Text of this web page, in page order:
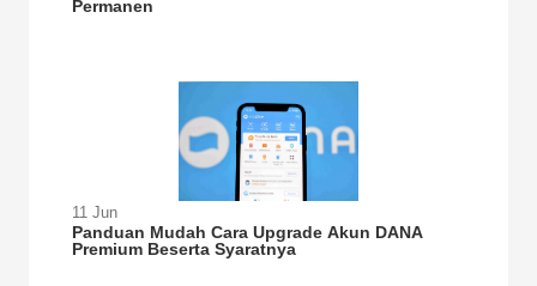
Permanen
11 Jun
Panduan Mudah Cara Upgrade Akun DANA
Premium Beserta Syaratnya